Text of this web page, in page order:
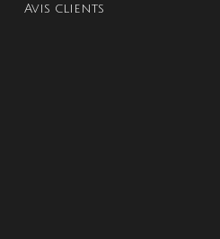
Avis clients